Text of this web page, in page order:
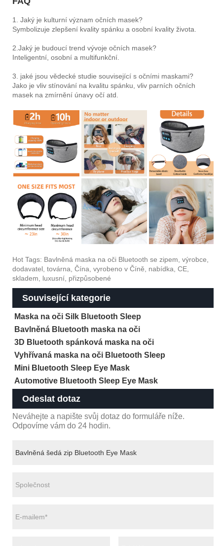
1. Jaký je kulturní význam očních masek?
Symbolizuje zlepšení kvality spánku a osobní kvality života.
2.Jaký je budoucí trend vývoje očních masek?
Inteligentní, osobní a multifunkční.
3. jaké jsou vědecké studie související s očními maskami?
Jako je vliv stínování na kvalitu spánku, vliv parních očních
masek na zmírnění únavy očí atd.
Hot Tags: Bavlněná maska ​​na oči Bluetooth se zipem, výrobce,
dodavatel, továrna, Čína, vyrobeno v Číně, nabídka, CE,
skladem, luxusní, přizpůsobené
Související kategorie
Maska na oči Silk Bluetooth Sleep
Bavlněná Bluetooth maska ​​na oči
3D Bluetooth spánková maska ​​na oči
Vyhřívaná maska ​​na oči Bluetooth Sleep
Mini Bluetooth Sleep Eye Mask
Automotive Bluetooth Sleep Eye Mask
Odeslat dotaz
Neváhejte a napište svůj dotaz do formuláře níže.
Odpovíme vám do 24 hodin.